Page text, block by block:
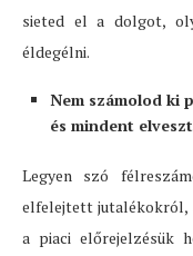
sieted el a dolgot,
éldegélni.
Nem számolod ki
és mindent
Legyen szó
elfelejtett jutalékokról,
a piaci előrejelzésük